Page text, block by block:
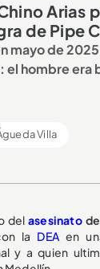
Arias
de Pipe
mayo de
el hombre era
Villa
delasesinatode
la DEA en
y a quien